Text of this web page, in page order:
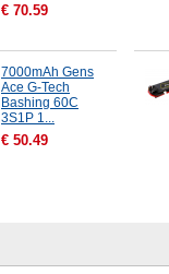
€ 70.59
7000mAh Gens
Ace G-Tech
Bashing 60C
3S1P 1...
€ 50.49